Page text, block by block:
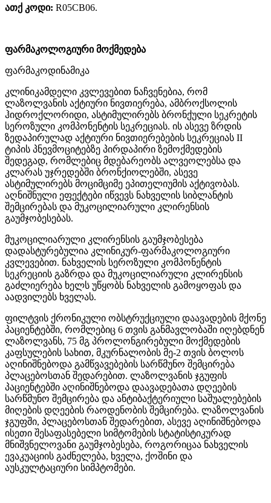
ათქ კოდი: R05CB06.
ფარმაკოლოგიური მოქმედება
ფარმაკოდინამიკა
კლინიკამდელი კვლევებით ნაჩვენებია, რომ
ლაზოლვანის აქტიური ნივთიერება, ამბროქსოლის
ჰიდროქლორიდი, ასტიმულირებს ბრონქული სეკრეტის
სეროზული კომპონენტის სეკრეციას. ის ასევე ზრდის
ზედაპირულად აქტიური ნივთიერებების სეკრეციას II
ტიპის პნევმოციტებზე პირდაპირი ზემოქმედების
შედეგად, რომლებიც მდებარეობს ალვეოლებსა და
კლარას უჯრედებში ბრონქიოლებში, ასევე
ასტიმულირებს მოციმციმე ეპითელიუმის აქტივობას.
აღნიშნული ეფექტები იწვევს ნახველის სიბლანტის
შემცირებას და მუკოცილიარული კლირენსის
გაუმჯობესებას.
მუკოცილიარული კლირენსის გაუმჯობესება
დადასტურებულია კლინიკურ-ფარმაკოლოგიური
კვლევებით. ნახველის სეროზული კომპონენტის
სეკრეციის გაზრდა და მუკოცილიარული კლირენსის
გაძლიერება ხელს უწყობს ნახველის გამოყოფას და
აადვილებს ხველას.
ფილტვის ქრონიკული ობსტრუქციული დაავადების მქონე
პაციენტებში, რომლებიც 6 თვის განმავლობაში იღებდნენ
ლაზოლვანს, 75 მგ პროლონგირებული მოქმედების
კაფსულების სახით, მკურნალობის მე-2 თვის ბოლოს
აღინიშნებოდა გამწვავებების სარწმუნო შემცირება
პლაცებოსთან შედარებით. ლაზოლვანის ჯგუფის
პაციენტებში აღინიშნებოდა დაავადებათა დღეების
სარწმუნო შემცირება და ანტიბაქტერიული საშუალებების
მიღების დღეების რაოდენობის შემცირება. ლაზოლვანის
ჯგუფში, პლაცებოსთან შედარებით, ასევე აღინიშნებოდა
ისეთი შესაფასებელი სიმტომების სტატისტიკურად
მნიშვნელოვანი გაუმჯობესება, როგორიცაა ნახველის
ევაკუაციის გაძნელება, ხველა, ქოშინი და
აუსკულტაციური სიმპტომები.